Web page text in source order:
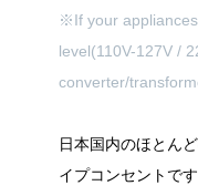
※If your
level(110V-127V /
converter/
日本国内のほとん
イプコンセントで